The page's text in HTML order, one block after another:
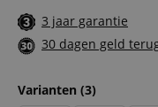
3 jaar garantie
30 dagen geld
Varianten (3)